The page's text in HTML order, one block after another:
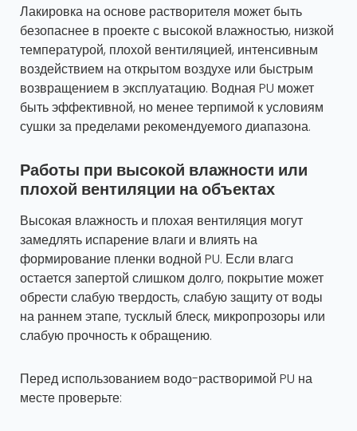
Лакировка на основе растворителя может быть
безопаснее в проекте с высокой влажностью, низкой
температурой, плохой вентиляцией, интенсивным
воздействием на открытом воздухе или быстрым
возвращением в эксплуатацию. Водная PU может
быть эффективной, но менее терпимой к условиям
сушки за пределами рекомендуемого диапазона.
Работы при высокой влажности или
плохой вентиляции на объектах
Высокая влажность и плохая вентиляция могут
замедлять испарение влаги и влиять на
формирование пленки водной PU. Если влагa
остается запертой слишком долго, покрытие может
обрести слабую твердость, слабую защиту от воды
на раннем этапе, тусклый блеск, микропрозоры или
слабую прочность к обращению.
Перед использованием водо-растворимой PU на
месте проверьте: